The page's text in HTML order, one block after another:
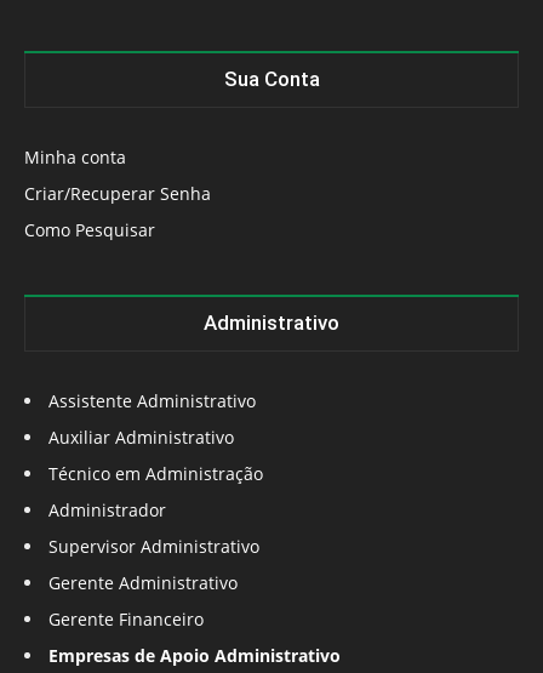
Sua Conta
Minha conta
Criar/Recuperar Senha
Como Pesquisar
Administrativo
Assistente Administrativo
Auxiliar Administrativo
Técnico em Administração
Administrador
Supervisor Administrativo
Gerente Administrativo
Gerente Financeiro
Empresas de Apoio Administrativo